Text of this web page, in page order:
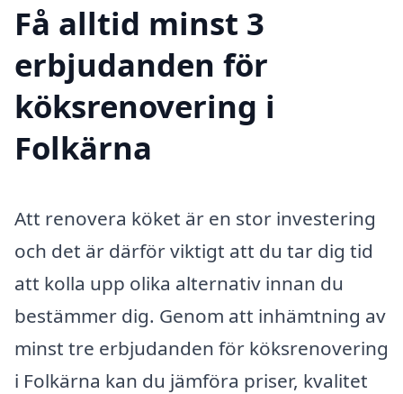
Få alltid minst 3
erbjudanden för
köksrenovering i
Folkärna
Att renovera köket är en stor investering
och det är därför viktigt att du tar dig tid
att kolla upp olika alternativ innan du
bestämmer dig. Genom att inhämtning av
minst tre erbjudanden för köksrenovering
i Folkärna kan du jämföra priser, kvalitet